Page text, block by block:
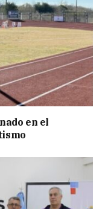
en el